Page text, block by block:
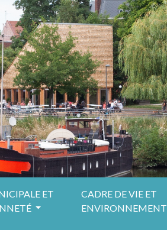
ET
CADRE DE VIE ET
ENVIRONNEMENT